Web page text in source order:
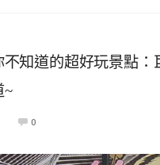
知道的超好玩景點
~
0